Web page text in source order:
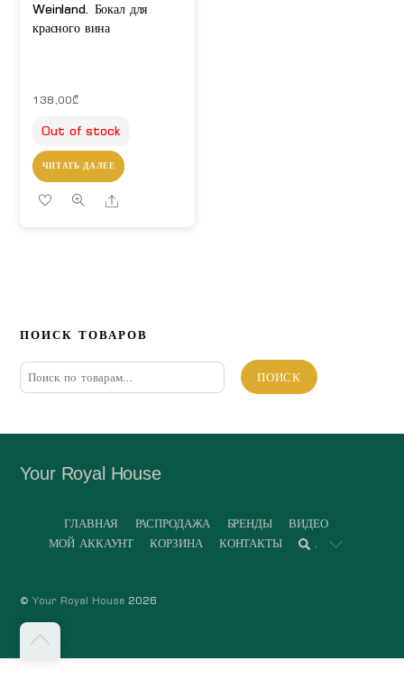
Weinland. Бокал для
красного вина
138,00₾
Out of stock
ЧИТАТЬ ДАЛЕЕ
Share
ПОИСК ТОВАРОВ
Искать:
ПОИСК
Your Royal House
ГЛАВНАЯ РАСПРОДАЖА БРЕНДЫ
ВИДЕО
МОЙ АККАУНТ
КОРЗИНА КОНТАКТЫ .
Back
©Your Royal House 2026